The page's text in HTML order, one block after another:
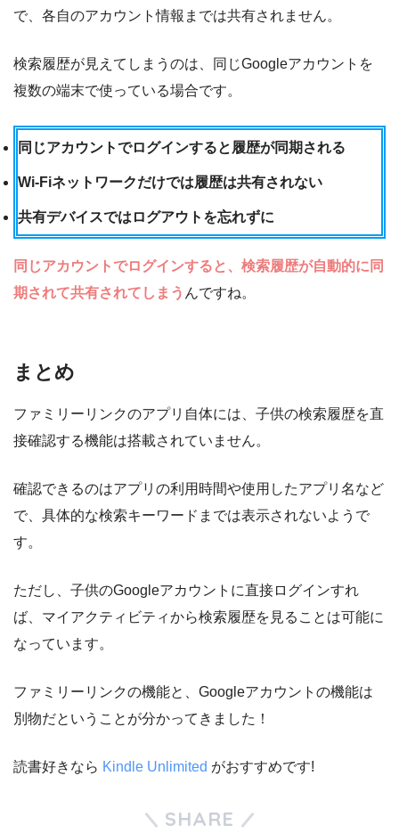
で、各自のアカウント情報までは共有されません。
検索履歴が見えてしまうのは、同じGoogleアカウントを
複数の端末で使っている場合です。
同じアカウントでログインすると履歴が同期される
Wi-Fiネットワークだけでは履歴は共有されない
共有デバイスではログアウトを忘れずに
同じアカウントでログインすると、検索履歴が自動的に同
期されて共有されてしまう んですね。
まとめ
ファミリーリンクのアプリ自体には、子供の検索履歴を直
接確認する機能は搭載されていません。
確認できるのはアプリの利用時間や使用したアプリ名など
で、具体的な検索キーワードまでは表示されないようで
す。
ただし、子供のGoogleアカウントに直接ログインすれ
ば、マイアクティビティから検索履歴を見ることは可能に
なっています。
ファミリーリンクの機能と、Googleアカウントの機能は
別物だということが分かってきました！
読書好きなら Kindle Unlimited がおすすめです!
SHARE